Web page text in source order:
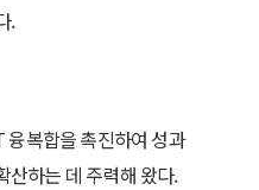
.
융복합을 촉진하여 성과
산하는 데 주력해 왔다.